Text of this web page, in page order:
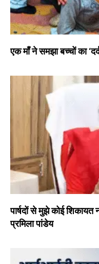
एक माँ ने समझा बच्चों का
पार्षदों से मुझे कोई शिकायत
प्रमिला पांडेय